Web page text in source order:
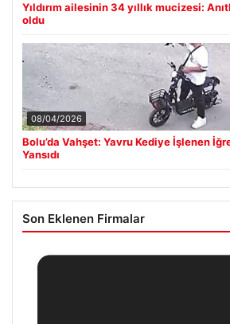
Yıldırım ailesinin 34 yıllık mucizesi:
oldu
08/04/2026
Bolu’da Vahşet: Yavru Kediye İşlenen
Yansıdı
Son Eklenen Firmalar